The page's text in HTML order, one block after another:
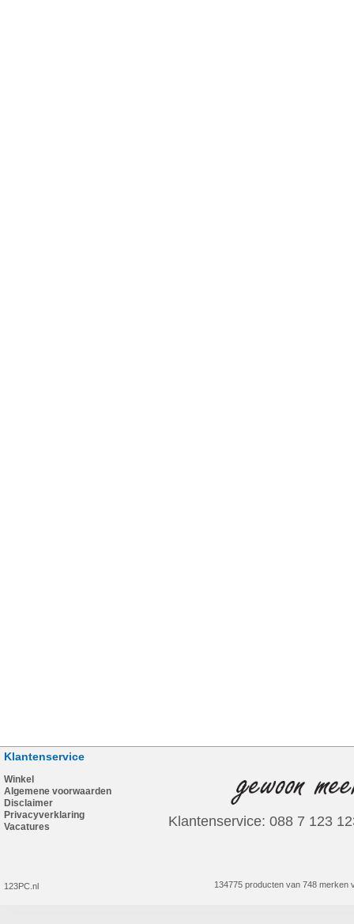
Klantenservice
Winkel
Algemene voorwaarden
Disclaimer
Privacyverklaring
Vacatures
123PC.nl
Klantenservice: 088 7 123
134775 producten van 748 merken